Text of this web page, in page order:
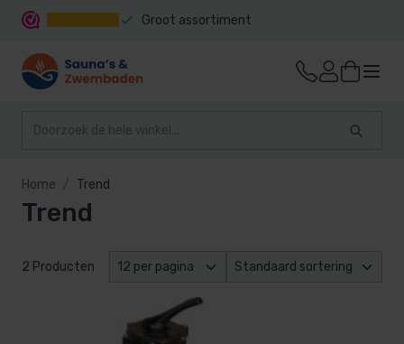
Groot assortiment
Home Trend
Trend
2 Producten